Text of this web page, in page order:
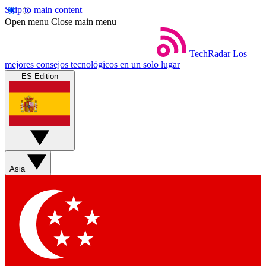
Skip to main content
Open menu Close main menu
TechRadar Los
mejores consejos tecnológicos en un solo lugar
ES Edition
Asia